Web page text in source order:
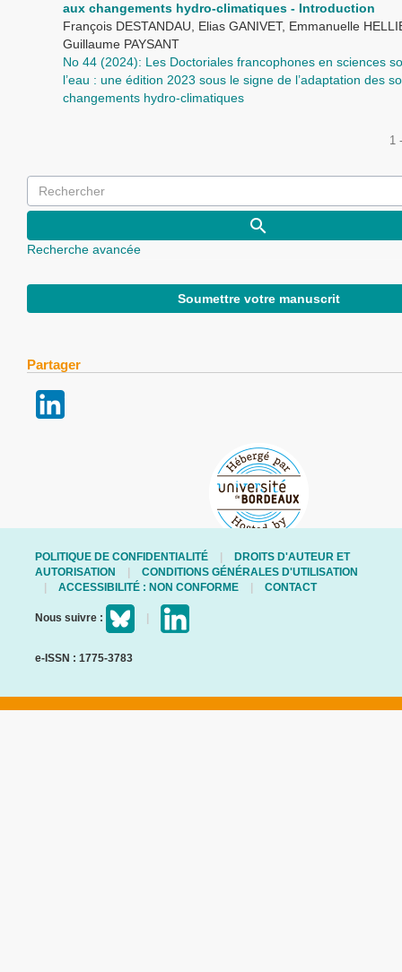
aux changements hydro-climatiques - Introduction
François DESTANDAU, Elias GANIVET, Emmanuelle
Guillaume PAYSANT
No 44 (2024): Les Doctoriales francophones en sciences
l’eau : une édition 2023 sous le signe de l’adaptation des
changements hydro-climatiques
1
Recherche avancée
Soumettre votre manuscrit
Partager
POLITIQUE DE CONFIDENTIALITÉ
DROITS D'AUTEUR ET
AUTORISATION
CONDITIONS GÉNÉRALES D'UTILISATION
ACCESSIBILITÉ : NON CONFORME
CONTACT
Nous suivre :
e-ISSN : 1775-3783